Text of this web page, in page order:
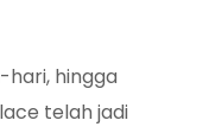
hari, hingga
telah jadi